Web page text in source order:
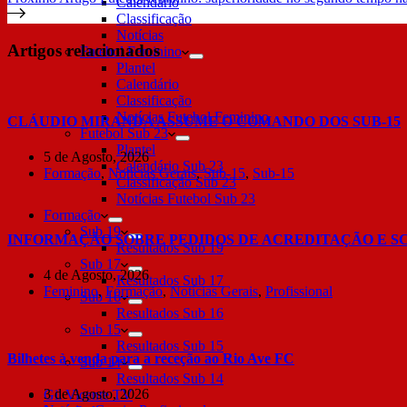
Classificação
Notícias
Futebol Feminino
Plantel
Calendário
Classificação
Notícias Futebol Feminino
Futebol Sub 23
Plantel
Calendário Sub 23
Classificação Sub 23
Notícias Futebol Sub 23
Formação
Sub 19
Resultados Sub 19
Sub 17
Resultados Sub 17
Sub 16
Resultados Sub 16
Sub 15
Resultados Sub 15
Sub 14
Resultados Sub 14
Gil Vicente TV
Artigos relacionados
CLÁUDIO MIRANDA ASSUME O COMANDO DOS SUB-15
5 de Agosto, 2026
Formação,Notícias Gerais,Sub-15, Sub-15
INFORMAÇÃO SOBRE PEDIDOS DE ACREDITAÇÃO E
4 de Agosto, 2026
Feminino, Formação,Notícias Gerais, Profissional
Bilhetes à venda para a receção ao Rio Ave FC
3 de Agosto, 2026